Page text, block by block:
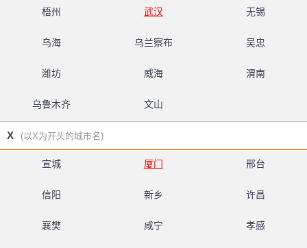
梧州 武汉 无锡
乌海 乌兰察布 吴忠
潍坊 威海 渭南
乌鲁木齐 文山
X (以X为开头的城市名)
宣城 厦门 邢台
信阳 新乡 许昌
襄樊 咸宁 孝感